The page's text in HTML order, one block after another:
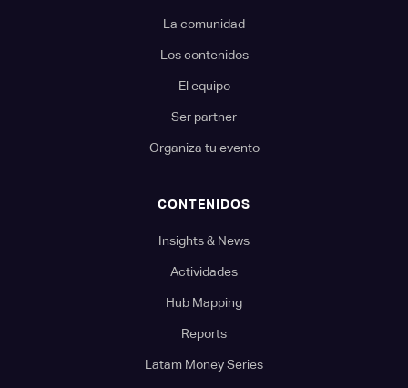
La comunidad
Los contenidos
El equipo
Ser partner
Organiza tu evento
CONTENIDOS
Insights & News
Actividades
Hub Mapping
Reports
Latam Money Series